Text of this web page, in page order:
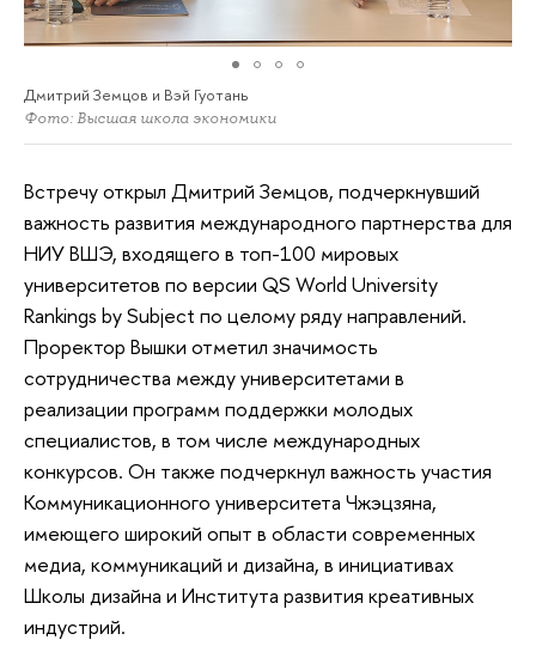
Дмитрий Земцов и Вэй Гуотань
Фото: Высшая школа экономики
Встречу открыл Дмитрий Земцов, подчеркнувший
важность развития международного партнерства для
НИУ ВШЭ, входящего в топ-100 мировых
университетов по версии QS World University
Rankings by Subject по целому ряду направлений.
Проректор Вышки отметил значимость
сотрудничества между университетами в
реализации программ поддержки молодых
специалистов, в том числе международных
конкурсов. Он также подчеркнул важность участия
Коммуникационного университета Чжэцзяна,
имеющего широкий опыт в области современных
медиа, коммуникаций и дизайна, в инициативах
Школы дизайна и Института развития креативных
индустрий.